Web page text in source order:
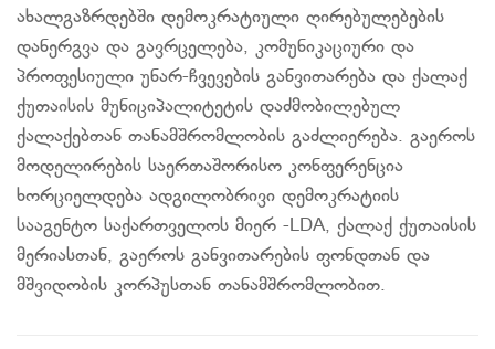
ახალგაზრდებში დემოკრატიული ღირებულებების
დანერგვა და გავრცელება, კომუნიკაციური და
პროფესიული უნარ-ჩვევების განვითარება და ქალაქ
ქუთაისის მუნიციპალიტეტის დაძმობილებულ
ქალაქებთან თანამშრომლობის გაძლიერება. გაეროს
მოდელირების საერთაშორისო კონფერენცია
ხორციელდება ადგილობრივი დემოკრატიის
სააგენტო საქართველოს მიერ -LDA, ქალაქ ქუთაისის
მერიასთან, გაეროს განვითარების ფონდთან და
მშვიდობის კორპუსთან თანამშრომლობით.